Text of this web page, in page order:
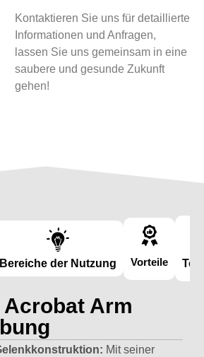
Kontaktieren Sie uns für detaillierte
Informationen und Anfragen,
lassen Sie uns gemeinsam in eine
saubere und gesunde Zukunft
gehen!
Bereiche der Nutzung Vorteile
Acrobat Arm
Mit seiner